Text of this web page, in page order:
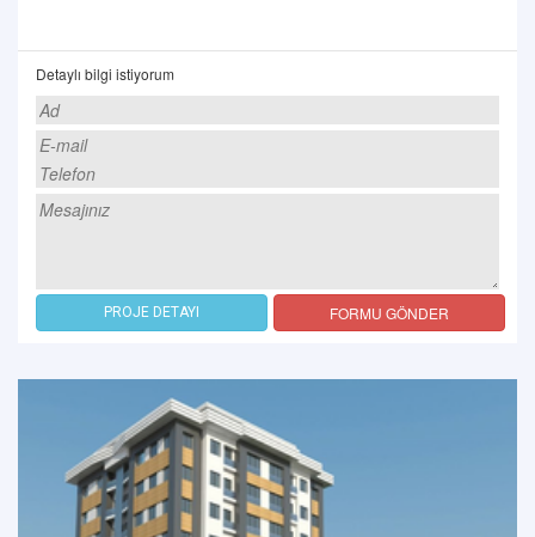
Detaylı bilgi istiyorum
PROJE DETAYI FORMU GÖNDER